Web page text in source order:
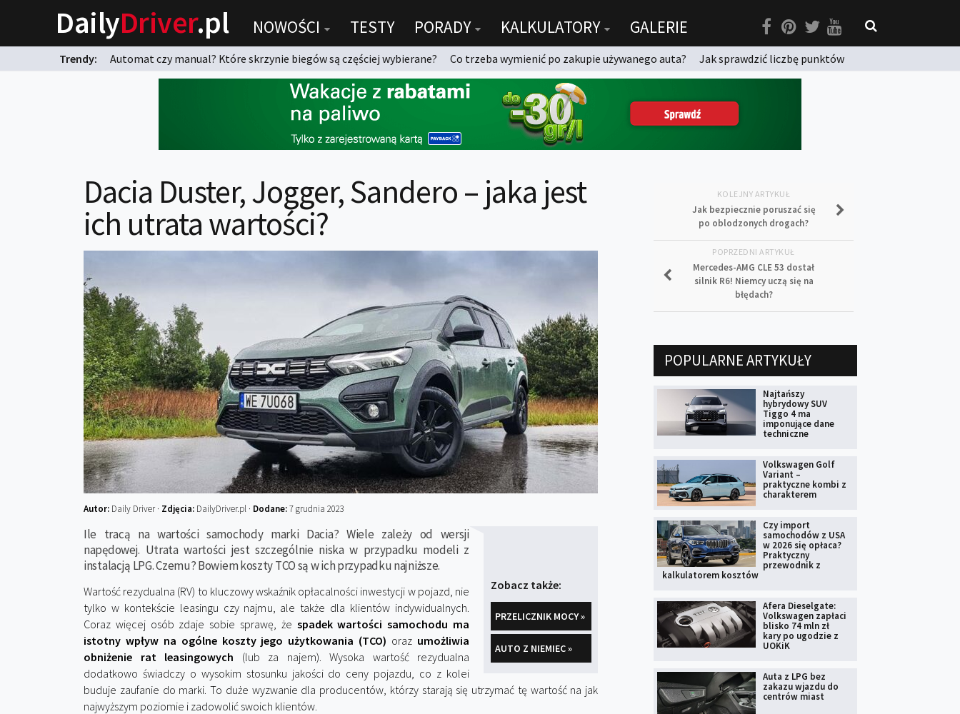
DailyDriver.pl NOWOŚCI TESTY PORADY KALKULATORY GALERIE
Trendy: Automat czy manual? Które skrzynie biegów są częściej wybierane? Co trzeba wymienić po zakupie używanego auta?
Jak sprawdzić liczbę punktów
Dacia Duster, Jogger, Sandero – jaka jest
ich utrata wartości?
Autor: Daily Driver · Zdjęcia: DailyDriver.pl · Dodane:7 grudnia 2023
Zobacz także:
PRZELICZNIK MOCY »
AUTO Z NIEMIEC »
Ile tracą na wartości samochody marki Dacia? Wiele zależy od wersji
napędowej. Utrata wartości jest szczególnie niska w przypadku modeli z
instalacją LPG. Czemu? Bowiem koszty TCO są w ich przypadku najniższe.
Wartość rezydualna (RV) to kluczowy wskaźnik opłacalności inwestycji w pojazd, nie
tylko w kontekście leasingu czy najmu, ale także dla klientów indywidualnych.
Coraz więcej osób zdaje sobie sprawę, że spadek wartości samochodu ma
istotny wpływ na ogólne koszty jego użytkowania (TCO) oraz umożliwia
obniżenie rat leasingowych (lub za najem). Wysoka wartość rezydualna
dodatkowo świadczy o wysokim stosunku jakości do ceny pojazdu, co z kolei
buduje zaufanie do marki. To duże wyzwanie dla producentów, którzy starają się utrzymać tę wartość na jak
najwyższym poziomie i zadowolić swoich klientów.
KOLEJNY ARTYKUŁ
Jak bezpiecznie poruszać się
po oblodzonych drogach?
POPRZEDNI ARTYKUŁ
Mercedes-AMG CLE 53 dostał
silnik R6! Niemcy uczą się na
błędach?
POPULARNE ARTYKUŁY
Najtańszy
hybrydowy SUV
Tiggo 4 ma
imponujące dane
techniczne
Volkswagen Golf
Variant –
praktyczne kombi z
charakterem
Czy import
samochodów z USA
w 2026 się opłaca?
Praktyczny
przewodnik z
kalkulatorem kosztów
Afera Dieselgate:
Volkswagen zapłaci
blisko 74 mln zł
kary po ugodzie z
UOKiK
Auta z LPG bez
zakazu wjazdu do
centrów miast